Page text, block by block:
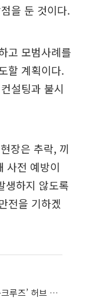
을 둔 것이다.
고 모범사례를
할 계획이다.
설팅과 불시
장은 추락, 끼
사전 예방이
생하지 않도록
전을 기하겠
이경규 인천항만공사 사장 "인천항, ‘항공+크루즈’ 허브 키운다…AI 자동화 항만 구축"